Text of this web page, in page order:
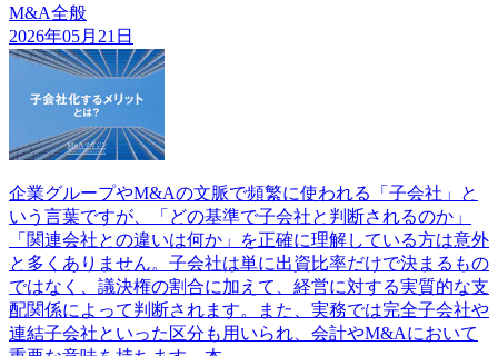
M&A全般
2026年05月21日
企業グループやM&Aの文脈で頻繁に使われる「子会社」と
いう言葉ですが、「どの基準で子会社と判断されるのか」
「関連会社との違いは何か」を正確に理解している方は意外
と多くありません。子会社は単に出資比率だけで決まるもの
ではなく、議決権の割合に加えて、経営に対する実質的な支
配関係によって判断されます。また、実務では完全子会社や
連結子会社といった区分も用いられ、会計やM&Aにおいて